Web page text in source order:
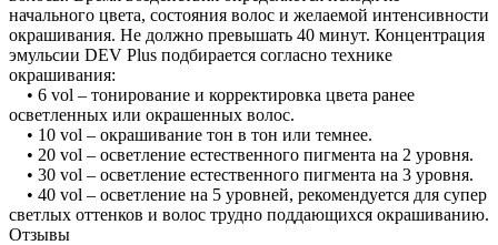
начального цвета, состояния волос и желаемой интенсивности
окрашивания. Не должно превышать 40 минут. Концентрация
эмульсии DEV Plus подбирается согласно технике
окрашивания:
• 6 vol – тонирование и корректировка цвета ранее
осветленных или окрашенных волос.
• 10 vol – окрашивание тон в тон или темнее.
• 20 vol – осветление естественного пигмента на 2 уровня.
• 30 vol – осветление естественного пигмента на 3 уровня.
• 40 vol – осветление на 5 уровней, рекомендуется для супер
светлых оттенков и волос трудно поддающихся окрашиванию.
Отзывы